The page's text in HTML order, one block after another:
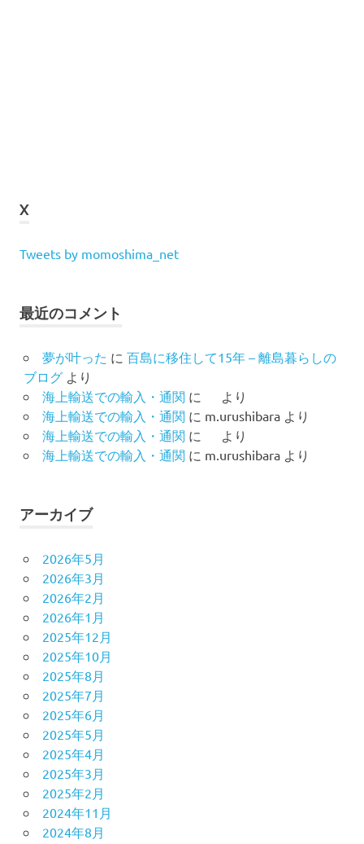
X
Tweets by momoshima_net
最近のコメント
夢が叶った に 百島に移住して15年 – 離島暮らしの
ブログより
海上輸送での輸入・通関 に
より
海上輸送での輸入・通関 に m.urushibaraより
海上輸送での輸入・通関 に
より
海上輸送での輸入・通関 に m.urushibaraより
アーカイブ
2026年5月
2026年3月
2026年2月
2026年1月
2025年12月
2025年10月
2025年8月
2025年7月
2025年6月
2025年5月
2025年4月
2025年3月
2025年2月
2024年11月
2024年8月